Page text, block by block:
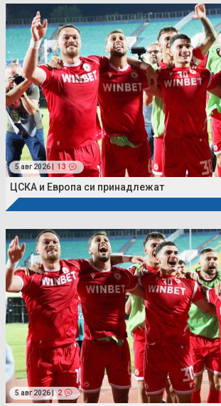
5 авг 2026 | 13
ЦСКА и Европа си принадлежат
5 авг 2026 | 2